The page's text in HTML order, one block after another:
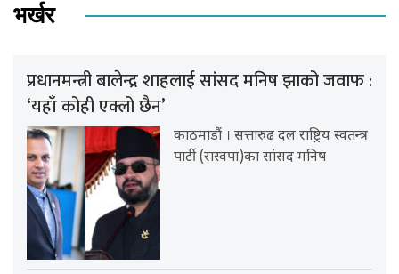
भर्खर
प्रधानमन्त्री बालेन्द्र शाहलाई सांसद मनिष झाको जवाफ :
‘यहाँ कोही एक्लो छैन’
काठमाडौं । सत्तारुढ दल राष्ट्रिय स्वतन्त्र
पार्टी (रास्वपा)का सांसद मनिष